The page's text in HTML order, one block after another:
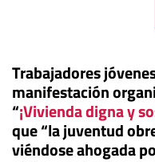
Trabajadores
manifestación
“¡Vivienda digna y
que “la juventud
viéndose ahogada